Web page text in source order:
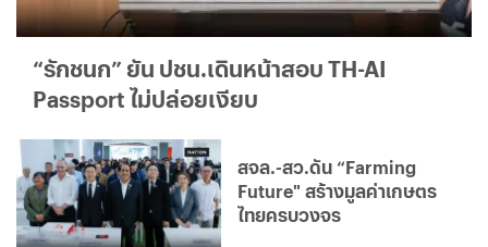
“รักชนก” ยัน ปชน.เดินหน้าสอบ TH-AI
Passport ไม่ปล่อยเงียบ
สจล.-สว.ดัน “Farming
Future" สร้างมูลค่าเกษตร
ไทยครบวงจร